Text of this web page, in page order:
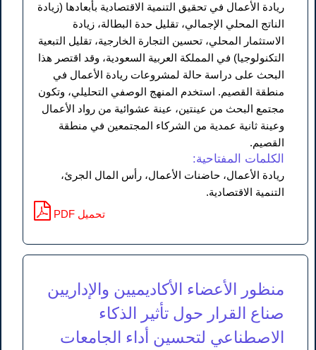
ريادة الأعمال في تحقيق التنمية الاقتصادية بأبعادها (زيادة
الناتج المحلي الإجمالي، تقليل حدة البطالة، زيادة
الاستثمار المحلي، تحسين التجارة الخارجية، تقليل التبعية
التكنولوجيا) في المملكة العربية السعودية، وقد اقتصر هذا
البحث على دراسة حالة لمشروعات ريادة الأعمال في
منطقة القصيم. استخدم المنهج الوصفي التحليلي، وتكون
مجتمع البحث من عينتين، عينة عشوائية من رواد الأعمال
وعينة ثانية عمدية من الشركاء المجتمعين في منطقة
القصيم.
الكلمات المفتاحية:
ريادة الأعمال، حاضنات الأعمال، رأس المال الجرئ،
التنمية الاقتصادية.
PDF تحميل
منظور الأعضاء الأكاديميين والإداريين
صناع القرار حول تأثير الذكاء
الاصطناعي لتحسين أداء الجامعات